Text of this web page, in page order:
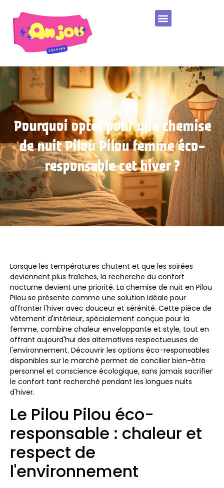
Pourquoi opter pour une chemise
de nuit Pilou Pilou femme éco-
responsable cet hiver ?
Lorsque les températures chutent et que les soirées
deviennent plus fraîches, la recherche du confort
nocturne devient une priorité. La chemise de nuit en Pilou
Pilou se présente comme une solution idéale pour
affronter l'hiver avec douceur et sérénité. Cette pièce de
vêtement d'intérieur, spécialement conçue pour la
femme, combine chaleur enveloppante et style, tout en
offrant aujourd'hui des alternatives respectueuses de
l'environnement. Découvrir les options éco-responsables
disponibles sur le marché permet de concilier bien-être
personnel et conscience écologique, sans jamais sacrifier
le confort tant recherché pendant les longues nuits
d'hiver.
Le Pilou Pilou éco-
responsable : chaleur et
respect de
l'environnement